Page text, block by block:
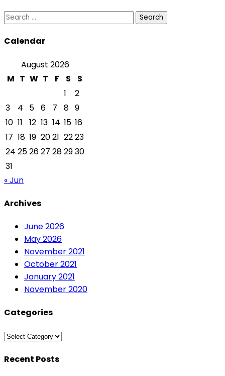
Search
Calendar
August 2026
M T W T F S
S
1
2
3
4 5 6 7 8 9
10 11 12 13 14 15 16
17 18 19 2021 2223
24 252627 282930
31
« Jun
Archives
June 2026
May 2026
November 2021
October 2021
January 2021
November 2020
Categories
Categories
Recent Posts